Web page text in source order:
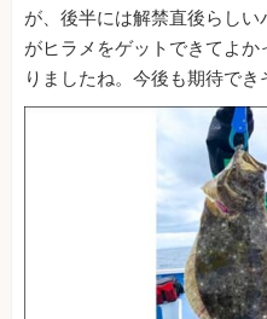
が、後半には解禁直後らし
がヒラメをゲットできてよ
りましたね。今後も期待でき